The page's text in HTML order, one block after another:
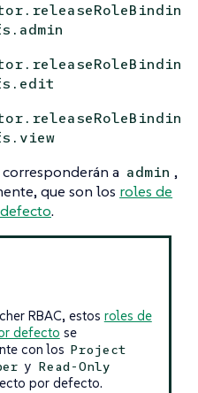
a admin ,
que son los roles de
.
RBAC, estos roles de
defecto se
con los Project
y Read-Only
por defecto.